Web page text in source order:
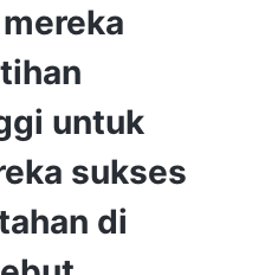
untuk
sukses
di